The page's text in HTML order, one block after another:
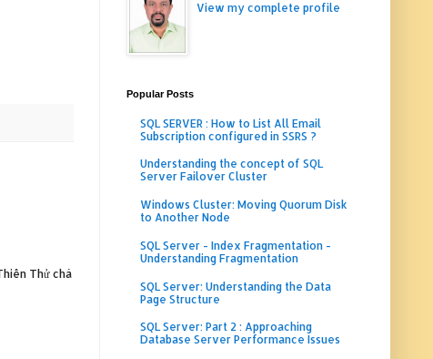
Thử chà
View my complete profile
Popular Posts
SQL SERVER : How to List All Email
Subscription configured in SSRS ?
Understanding the concept of SQL
Server Failover Cluster
Windows Cluster: Moving Quorum Disk
to Another Node
SQL Server - Index Fragmentation -
Understanding Fragmentation
SQL Server: Understanding the Data
Page Structure
SQL Server: Part 2 : Approaching
Database Server Performance Issues